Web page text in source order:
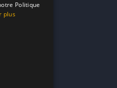
Politique
plus